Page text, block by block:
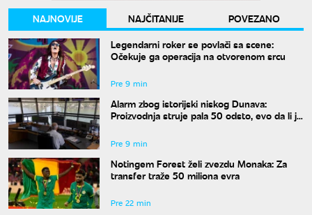
NAJNOVIJE NAJČITANIJE
POVEZANO
Legendarni roker se povlači sa scene:
Očekuje ga operacija na otvorenom srcu
Pre 9 min
Alarm zbog istorijski niskog Dunava:
Proizvodnja struje pala 50 odsto, evo da li je
Pre 9 min
Notingem Forest želi zvezdu Monaka: Za
transfer traže 50 miliona evra
Pre 22 min